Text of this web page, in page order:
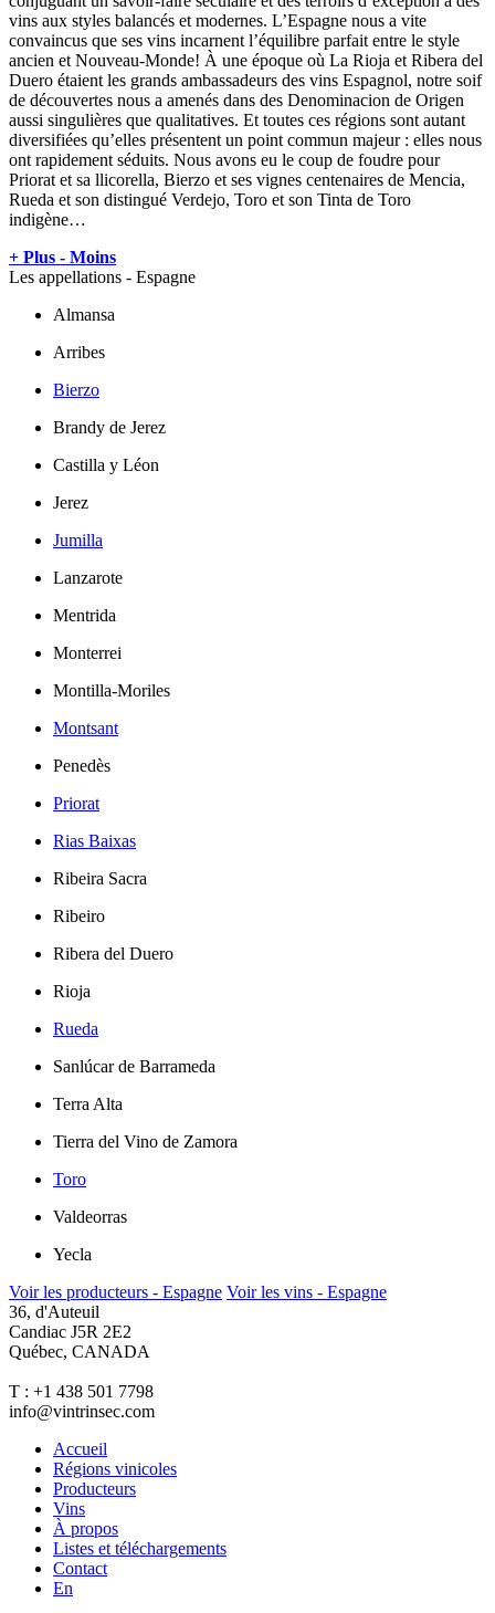
vins aux styles balancés et modernes. L’Espagne nous a vite
convaincus que ses vins incarnent l’équilibre parfait entre le style
ancien et Nouveau-Monde! À une époque où La Rioja et Ribera del
Duero étaient les grands ambassadeurs des vins Espagnol, notre soif
de découvertes nous a amenés dans des Denominacion de Origen
aussi singulières que qualitatives. Et toutes ces régions sont autant
diversifiées qu’elles présentent un point commun majeur : elles nous
ont rapidement séduits. Nous avons eu le coup de foudre pour
Priorat et sa llicorella, Bierzo et ses vignes centenaires de Mencia,
Rueda et son distingué Verdejo, Toro et son Tinta de Toro
indigène…
+ Plus - Moins
Les appellations - Espagne
Almansa
Arribes
Bierzo
Brandy de Jerez
Castilla y Léon
Jerez
Jumilla
Lanzarote
Mentrida
Monterrei
Montilla-Moriles
Montsant
Penedès
Priorat
Rias Baixas
Ribeira Sacra
Ribeiro
Ribera del Duero
Rioja
Rueda
Sanlúcar de Barrameda
Terra Alta
Tierra del Vino de Zamora
Toro
Valdeorras
Yecla
Voir les producteurs - Espagne Voir les vins - Espagne
36, d'Auteuil
Candiac J5R 2E2
Québec, CANADA
T : +1 438 501 7798
info@vintrinsec.com
Accueil
Régions vinicoles
Producteurs
Vins
À propos
Listes et téléchargements
Contact
En